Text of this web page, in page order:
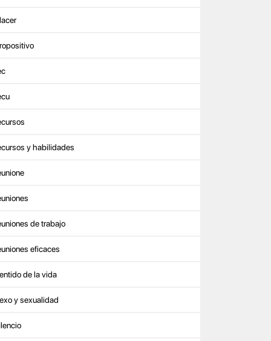
y habilidades
de trabajo
eficaces
de la vida
y sexualidad